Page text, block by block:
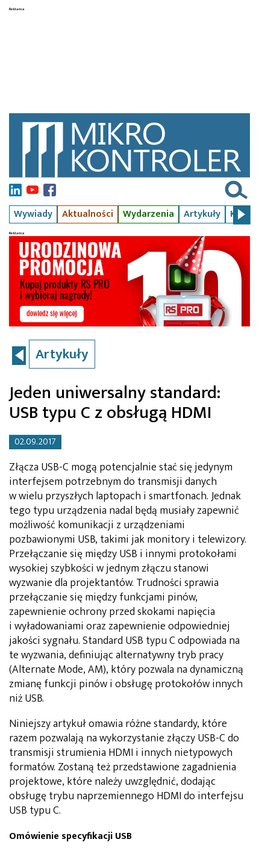
Wywiady Aktualności Wydarzenia Artykuły Kursy
Artykuły
Jeden uniwersalny standard:
USB typu C z obsługą HDMI
02.09.2017
Złącza USB-C mogą potencjalnie stać się jedynym
interfejsem potrzebnym do transmisji danych
w wielu przyszłych laptopach i smartfonach. Jednak
tego typu urządzenia nadal będą musiały zapewnić
możliwość komunikacji z urządzeniami
pozbawionymi USB, takimi jak monitory i telewizory.
Przełączanie się między USB i innymi protokołami
wysokiej szybkości w jednym złączu stanowi
wyzwanie dla projektantów. Trudności sprawia
przełączanie się między funkcjami pinów,
zapewnienie ochrony przed skokami napięcia
i wyładowaniami oraz zapewnienie odpowiedniej
jakości sygnału. Standard USB typu C odpowiada na
te wyzwania, definiując alternatywny tryb pracy
(Alternate Mode, AM), który pozwala na dynamiczną
zmianę funkcji pinów i obsługę protokołów innych
niż USB.
Niniejszy artykuł omawia różne standardy, które
razem pozwalają na wykorzystanie złączy USB-C do
transmisji strumienia HDMI i innych nietypowych
formatów. Zostaną też przedstawione zagadnienia
projektowe, które należy uwzględnić, dodając
obsługę trybu naprzemiennego HDMI do interfejsu
USB typu C.
Omówienie specyfikacji USB